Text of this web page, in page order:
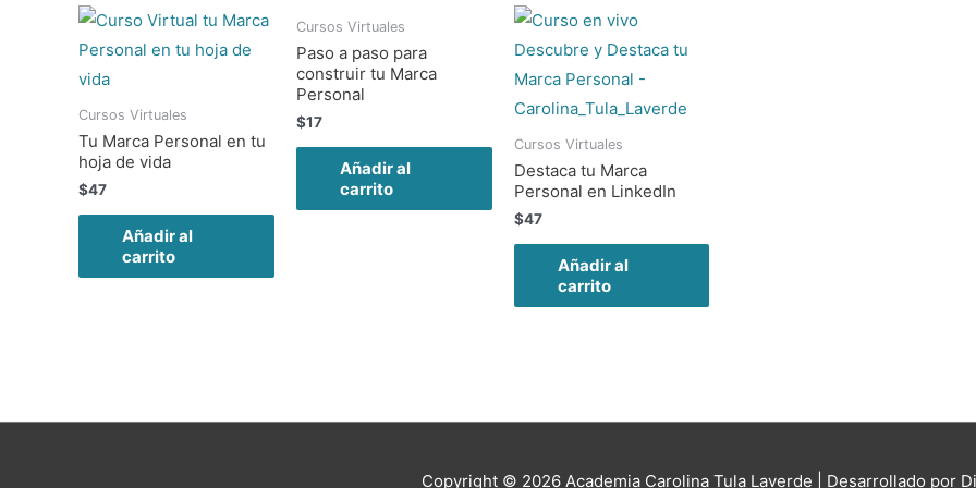
Cursos Virtuales
Tu Marca Personal en tu
hoja de vida
$47
Añadir al
carrito
Cursos Virtuales
Paso a paso para
construir tu Marca
Personal
$17
Añadir al
carrito
Cursos Virtuales
Destaca tu Marca
Personal en LinkedIn
$47
Añadir al
carrito
Copyright © 2026 Academia Carolina Tula Laverde | Desarrollado por